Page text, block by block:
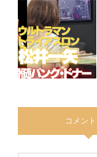
コメン